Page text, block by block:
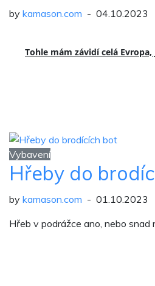
by kamason.com - 04.10.2023
Tohle mám závidí celá
Vybavení
Hřeby do
by kamason.com - 01.10.2023
Hřeb v podrážce ano, nebo snad